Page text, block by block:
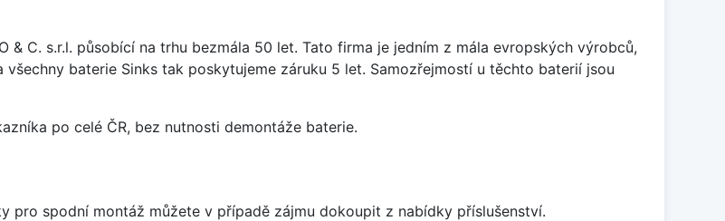
& C. s.r.l. působící na trhu bezmála 50 let. Tato firma je jedním z mála evropských výrobců,
baterie Sinks tak poskytujeme záruku 5 let. Samozřejmostí u těchto baterií jsou
po celé ČR, bez nutnosti demontáže baterie.
pro spodní montáž můžete v případě zájmu dokoupit z nabídky příslušenství.